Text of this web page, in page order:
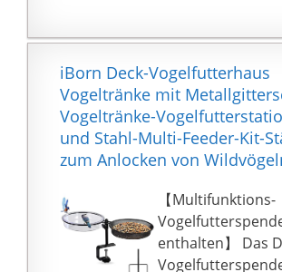
Maße: 19.5cm x
x 17cm (LxBxH)
GANZJÄHRIGE
VERWENDUNG:
Vogelfutterstation
ermöglicht
faszinierende
in die
Vogelarten, ihr
Verhalten in freier
Wildbahn und
iBorn Deck-Vogelfutterhaus
Vogeltränke mit
Vogeltränke-
und Stahl-Multi-Feeder-Kit-
zum Anlocken von
【Multifunktions-
enthalten】 Das